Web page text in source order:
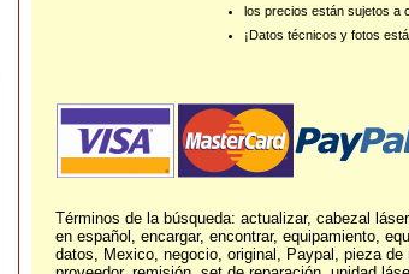
los precios están sujetos a
¡Datos técnicos y fotos
Términos de la búsqueda: actualizar, cabezal
en español, encargar, encontrar, equipamiento,
datos, Mexico, negocio, original, Paypal, pieza de